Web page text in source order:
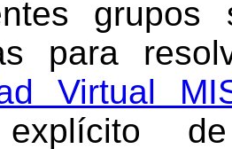
para
Virtual
explícito